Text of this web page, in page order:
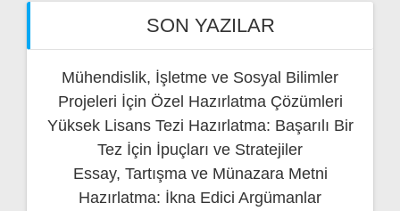
SON YAZILAR
Mühendislik, İşletme ve Sosyal Bilimler
Projeleri İçin Özel Hazırlatma Çözümleri
Yüksek Lisans Tezi Hazırlatma: Başarılı Bir
Tez İçin İpuçları ve Stratejiler
Essay, Tartışma ve Münazara Metni
Hazırlatma: İkna Edici Argümanlar